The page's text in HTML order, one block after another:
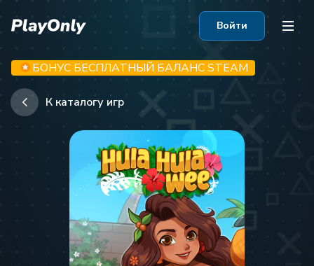
Войти
БОНУС БЕСПЛАТНЫЙ БАЛАНС STEAM
К каталогу игр